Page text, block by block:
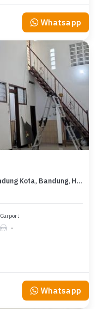
Whatsapp
Rumah Minimalis Disewakan di Bandung Kota, Bandung, Harga Ekonomis
Carport
-
Whatsapp